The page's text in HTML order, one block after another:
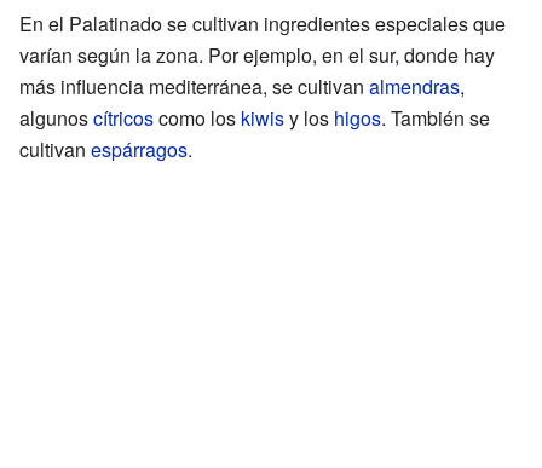
En el Palatinado se cultivan ingredientes especiales que
varían según la zona. Por ejemplo, en el sur, donde hay
más influencia mediterránea, se cultivan almendras,
algunoscítricoscomo los kiwisy los higos. También se
cultivan espárragos.